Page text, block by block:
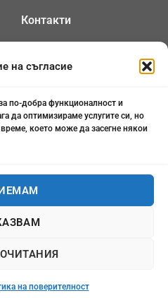
на съгласие
по-добра функционалност и
да оптимизираме услугите си, но
което може да засегне някои
на поверителност
Контакти
2026 ©maxair-bg.com